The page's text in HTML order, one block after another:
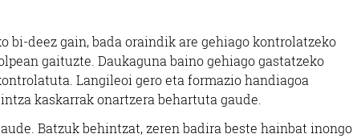
bi-deez gain, bada oraindik are gehiago kontrolatzeko
gaituzte. Daukaguna baino gehiago gastatzeko
Langileoi gero eta formazio handiagoa
kaskarrak onartzera behartuta gaude.
Batzuk behintzat, zeren badira beste hainbat inongo